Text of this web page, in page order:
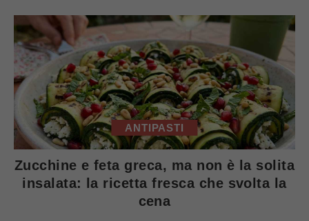
ANTIPASTI
Zucchine e feta greca, ma non è la solita
insalata: la ricetta fresca che svolta la
cena